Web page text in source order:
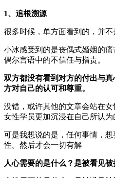
1、追根溯源
很多时候，单方面看到的，并不
小冰感受到的是丧偶式婚姻的
偶尔言语中的不信任与指责。
双方都没有看到对方的付出与
方对自己的认可和尊重。
没错，或许其他的文章会站在
女性学员更加沉浸在自己所认为
可是我想说的是，任何事情，
性。然后才会一切有解
人心需要的是什么？是被看见被